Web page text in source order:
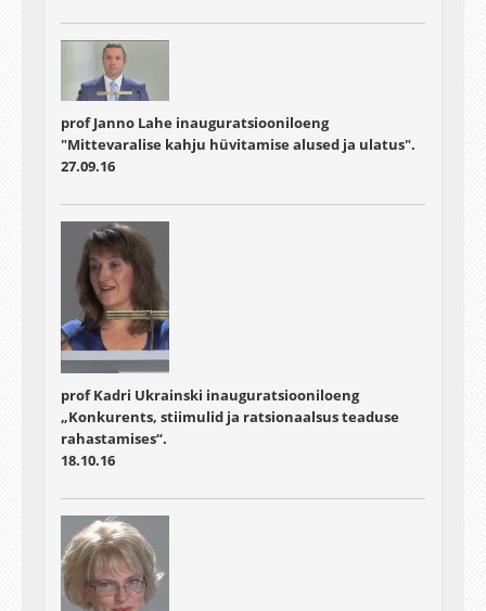
prof Janno Lahe inauguratsiooniloeng
"Mittevaralise kahju hüvitamise alused ja ulatus".
27.09.16
prof Kadri Ukrainski inauguratsiooniloeng
„Konkurents, stiimulid ja ratsionaalsus teaduse
rahastamises“.
18.10.16